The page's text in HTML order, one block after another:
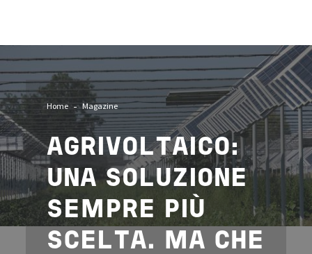
Home Magazine
AGRIVOLTAICO:
UNA SOLUZIONE
SEMPRE PIÙ
SCELTA. MA CHE